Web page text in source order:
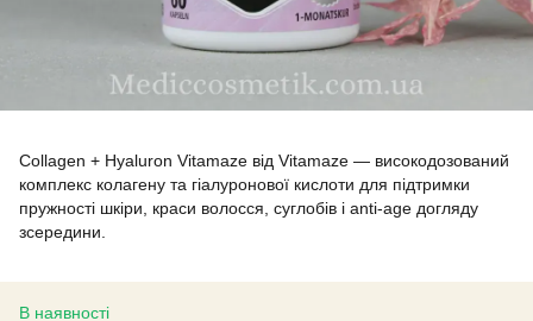
Collagen + Hyaluron Vitamaze від Vitamaze — високодозований
комплекс колагену та гіалуронової кислоти для підтримки
пружності шкіри, краси волосся, суглобів і anti-age догляду
зсередини.
В наявності